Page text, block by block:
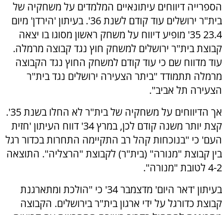
הספרייה דיווחים עיתונאיים המלמדים על משחקיה של
בית"ר ירושלים עוד קודם לשנת 36'. בעיתון 'הירדן' מיום
23.4 35' מופיע דיווח על משחק ראשון מסוגו בו יצאה
קבוצת בית"ר ירושלים למשחק חוץ נגד קבוצה מרמלה.
עוד מדווח שם כי עוד קודם למשחק החוץ נגד הקבוצה
מרמלה תתמודד "ביתר הצעירה ירושלים נגד בית"ר
הצעירה תל אביב".
אך הדיווחים על משחקיה של בית"ר לא החלו בשנת 35'.
קצת יותר משנה קודם לכן, במרץ 34' דווח העיתון 'חזית
העם' כי "בנוכחות קהל רב התקיימה התחרות בכדור רגל
בין קבוצת "מנורה" (בית"ר) לקבוצת "הרצליה". התוצאה
4-2 לטובת "מנורה".
בעיתון 'דאר היום' מדצמבר 34' כי "הולכת ומתארגנת
קבוצת כדורגל על ידי ארגון בית"ר בירושלים. הקבוצה